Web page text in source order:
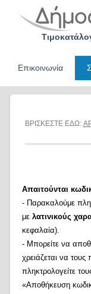
Επικοινωνία
ΒΡΙΣΚΕΣΤΕ ΕΔΩ:
Απαιτούνται
- Παρακαλούμε
με λατινικούς
κεφαλαία).
- Μπορείτε να
χρειάζεται να
πληκτρολογείτε
«Αποθήκευση